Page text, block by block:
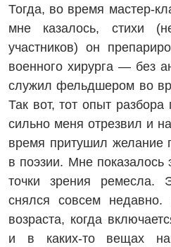
Тогда, во время мастер-
мне казалось, стихи
участников) он
военного хирурга — без
служил фельдшером во
Так вот, тот опыт разбора
сильно меня отрезвил и
время притушил желание
в поэзии. Мне
точки зрения ремесла.
снялся совсем
возраста, когда
и в каких‑то вещах